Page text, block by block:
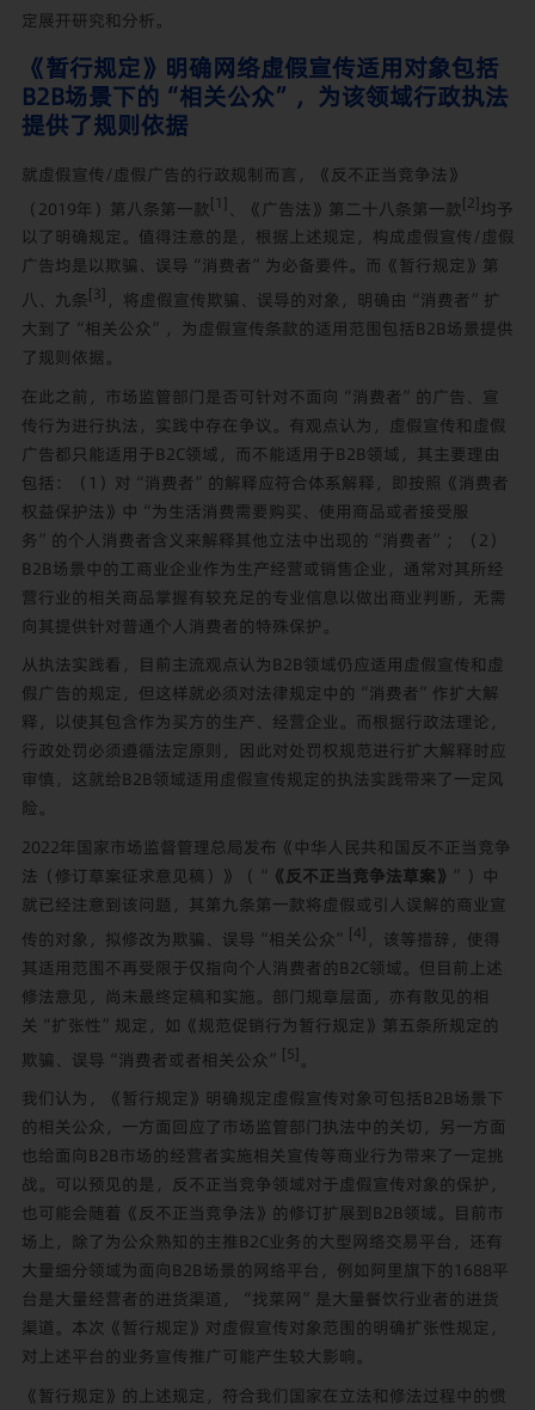
定展开研究和分析。
《暂行规定》明确网络虚假宣传适用对象包括
B2B场景下的“相关公众”，为该领域行政执法
提供了规则依据
就虚假宣传/虚假广告的行政规制而言，《反不正当竞争法》
（2019年）第八条第一款[1] 、《广告法》第二十八条第一款[2]均予
以了明确规定。值得注意的是，根据上述规定，构成虚假宣传/虚假
广告均是以欺骗、误导“消费者”为必备要件。而《暂行规定》第
八、九条[3] ，将虚假宣传欺骗、误导的对象，明确由“消费者”扩
大到了“相关公众”，为虚假宣传条款的适用范围包括B2B场景提供
了规则依据。
在此之前，市场监管部门是否可针对不面向“消费者”的广告、宣
传行为进行执法，实践中存在争议。有观点认为，虚假宣传和虚假
广告都只能适用于B2C领域，而不能适用于B2B领域，其主要理由
包括：（1）对“消费者”的解释应符合体系解释，即按照《消费者
权益保护法》中“为生活消费需要购买、使用商品或者接受服
务”的个人消费者含义来解释其他立法中出现的“消费者”；（2）
B2B场景中的工商业企业作为生产经营或销售企业，通常对其所经
营行业的相关商品掌握有较充足的专业信息以做出商业判断，无需
向其提供针对普通个人消费者的特殊保护。
从执法实践看，目前主流观点认为B2B领域仍应适用虚假宣传和虚
假广告的规定，但这样就必须对法律规定中的“消费者”作扩大解
释，以使其包含作为买方的生产、经营企业。而根据行政法理论，
行政处罚必须遵循法定原则，因此对处罚权规范进行扩大解释时应
审慎，这就给B2B领域适用虚假宣传规定的执法实践带来了一定风
险。
2022年国家市场监督管理总局发布《中华人民共和国反不正当竞争
法（修订草案征求意见稿）》（“ 《反不正当竞争法草案》 ”）中
就已经注意到该问题，其第九条第一款将虚假或引人误解的商业宣
传的对象，拟修改为欺骗、误导“相关公众” [4] ，该等措辞，使得
其适用范围不再受限于仅指向个人消费者的B2C领域。但目前上述
修法意见，尚未最终定稿和实施。部门规章层面，亦有散见的相
关“扩张性”规定，如《规范促销行为暂行规定》第五条所规定的
欺骗、误导“消费者或者相关公众” [5] 。
我们认为，《暂行规定》明确规定虚假宣传对象可包括B2B场景下
的相关公众，一方面回应了市场监管部门执法中的关切，另一方面
也给面向B2B市场的经营者实施相关宣传等商业行为带来了一定挑
战。可以预见的是，反不正当竞争领域对于虚假宣传对象的保护，
也可能会随着《反不正当竞争法》的修订扩展到B2B领域。目前市
场上，除了为公众熟知的主推B2C业务的大型网络交易平台，还有
大量细分领域为面向B2B场景的网络平台，例如阿里旗下的1688平
台是大量经营者的进货渠道，“找菜网”是大量餐饮行业者的进货
渠道。本次《暂行规定》对虚假宣传对象范围的明确扩张性规定，
对上述平台的业务宣传推广可能产生较大影响。
《暂行规定》的上述规定，符合我们国家在立法和修法过程中的惯